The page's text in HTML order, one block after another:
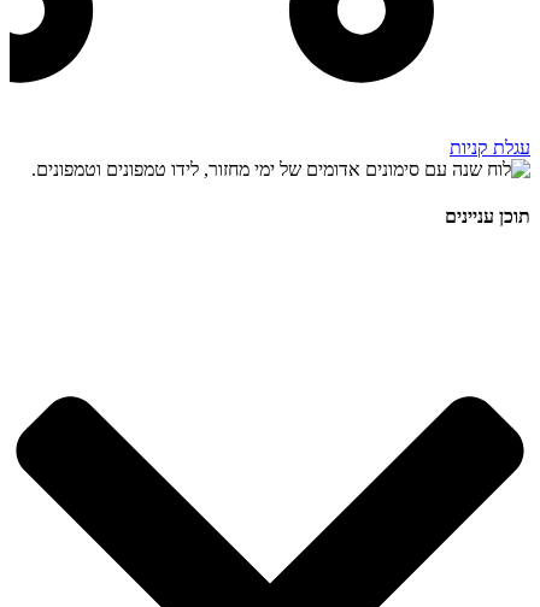
עגלת קניות
תוכן עניינים